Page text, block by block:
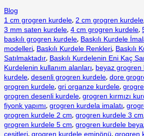
panel
panel
panel
panel
panel
panel
panel
Blog
1 cm grogren kurdele, 2 cm grogren kurdele
3 mm saten kurdele, 4 cm grogren kurdele,
baskılı grogren kurdele, Baskılı Kurdele
modelleri, Baskılı Kurdele Renkleri, Baskılı
Satılmaktadır, Baskılı Kurdelenin Eni Kaç
Kurdelenin kullanım alanları, beyaz grogren
kurdele, desenli grogren kurdele, dore
grogren kurdele, gri organze kurdele,
grogren desenli kurdele, grogren kırmızı
fiyonk yapımı, grogren kurdela imalatı,
grogren kurdele 2 cm, grogren kurdele 3 cm
grogren kurdele 5 cm, grogren kurdele
çeşitleri, grogren kurdele eminönü, grogren